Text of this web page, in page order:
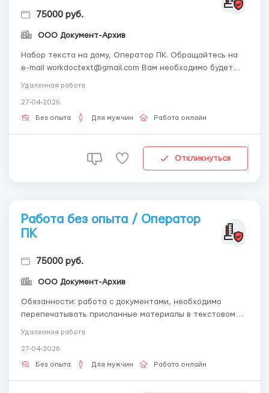
75000 руб.
ООО Документ-Архив
Набор текста на дому, Оператор ПК. Обращайтесь на
e-mail workdoctext@gmail.com Вам необходимо будет
перепечатать присланные материалы в текстовом
русского языка, знание Microsoft Word, наличие
домашнего компьютера и доступа к электронной почте.
Удаленная работа
27-04-2026
Без опыта Для мужчин Работа онлайн
Откликнуться
Работа без опыта / Оператор
ПК
75000 руб.
ООО Документ-Архив
Обязанности: работа с документами, необходимо
перепечатывать присланные материалы в текстовом
редакторе. Обращайтесь по эл.почте: -
ответственность, знание русского языка, знание
программ Microsoft Word. Условия: удаленная работа со
Удаленная работа
27-04-2026
Без опыта Для мужчин Работа онлайн